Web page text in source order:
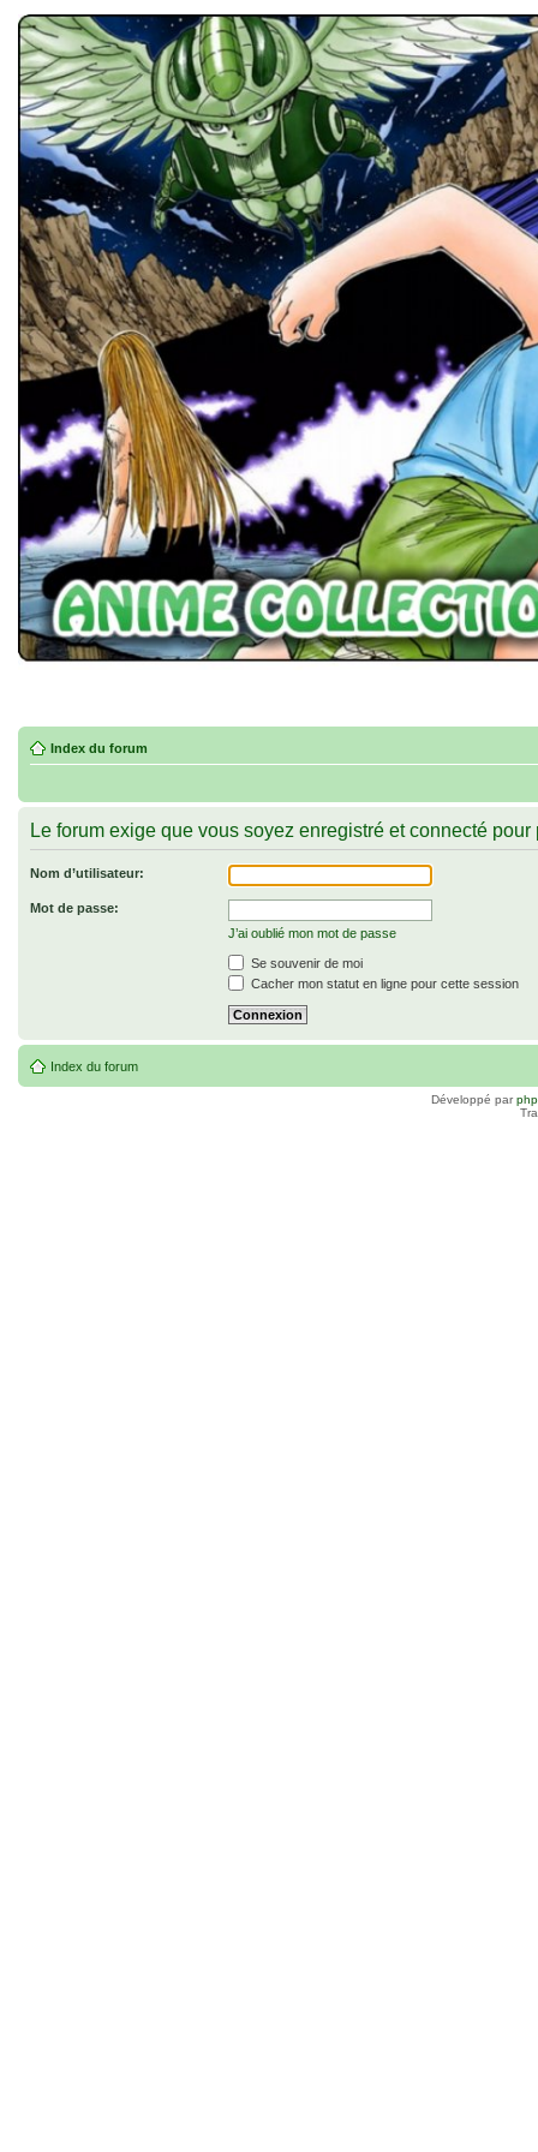
Index du forum
Le forum exige que vous soyez enregistré et connecté
Nom d’utilisateur:
Mot de passe:
J’ai oublié mon mot de passe
Se souvenir de moi
Cacher mon statut en ligne pour cette session
Index du forum
Développé par